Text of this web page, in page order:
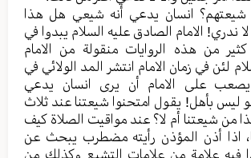
شیعتهم؟ انسان یدعي أنه شیعي هل هذا
الامام الصادق علیه السلام یبدوا في
کثیر من هذه الروایات منقولة من الامام
لئن في زمان الامام انتشر المد الولائي في
علی الامام أن یری انسان یدعي
لیس بأهل! یقول امتحنوا شیعتنا عند ثلاث
من شیعتنا أم لا؟ عند مواقیت الصلاة کیف
اذا أذن المؤذن رأيته مضطرب یبحث عن
فیه علامة من علامات التشیع وکذلك من